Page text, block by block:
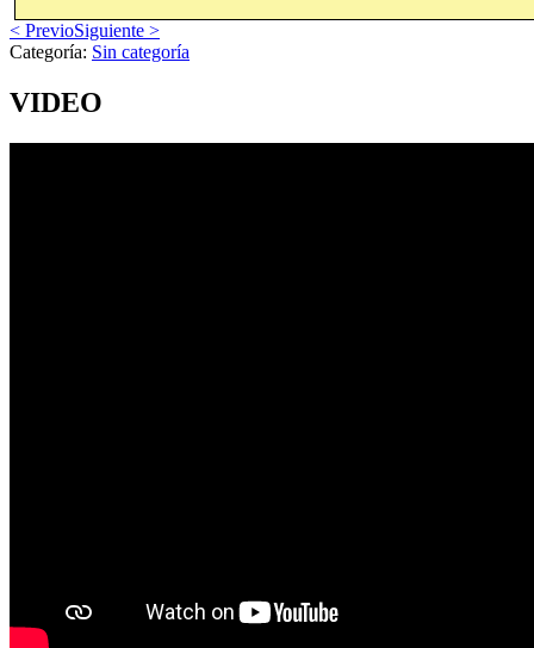
< PrevioSiguiente >
Categoría: Sin categoría
VIDEO